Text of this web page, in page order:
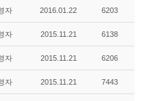
자 2016.01.22 6203
자 2015.11.21 6138
자 2015.11.21 6206
자 2015.11.21 7443